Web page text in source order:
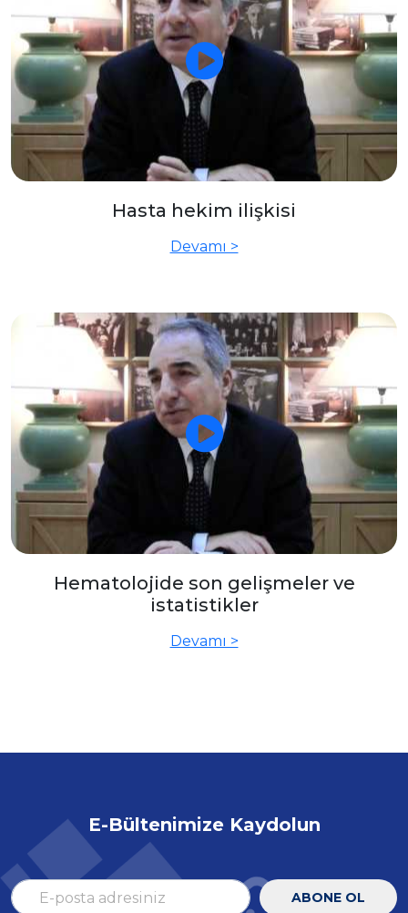
Hasta hekim ilişkisi
Devamı >
Hematolojide son gelişmeler ve
istatistikler
Devamı >
E-Bültenimize Kaydolun
ABONE OL